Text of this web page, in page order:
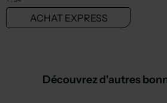
ACHAT EXPRESS
Découvrez d'autres